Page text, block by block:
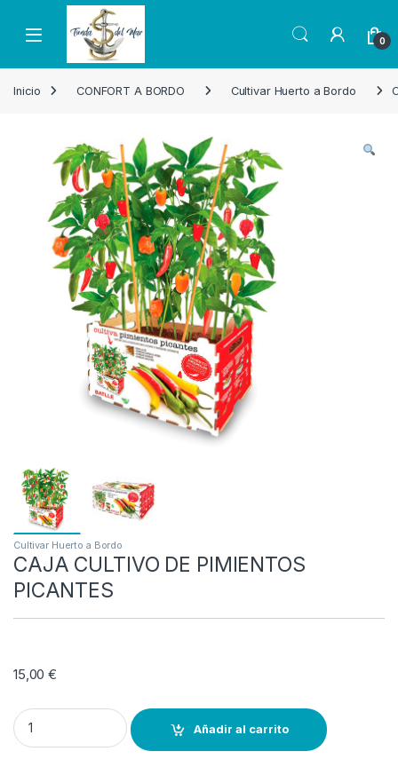
Skip to navigation
Skip to content
Open 0
Inicio CONFORT A BORDO Cultivar Huerto a Bordo
Cultivar Huerto a Bordo
CAJA CULTIVO DE PIMIENTOS
PICANTES
15,00€
CAJA CULTIVO DE PIMIENTOS PICANTES quantity
Añadir al carrito